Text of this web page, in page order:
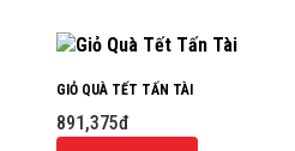
GIỎ QUÀ TẾT TẤN TÀI
891,375đ